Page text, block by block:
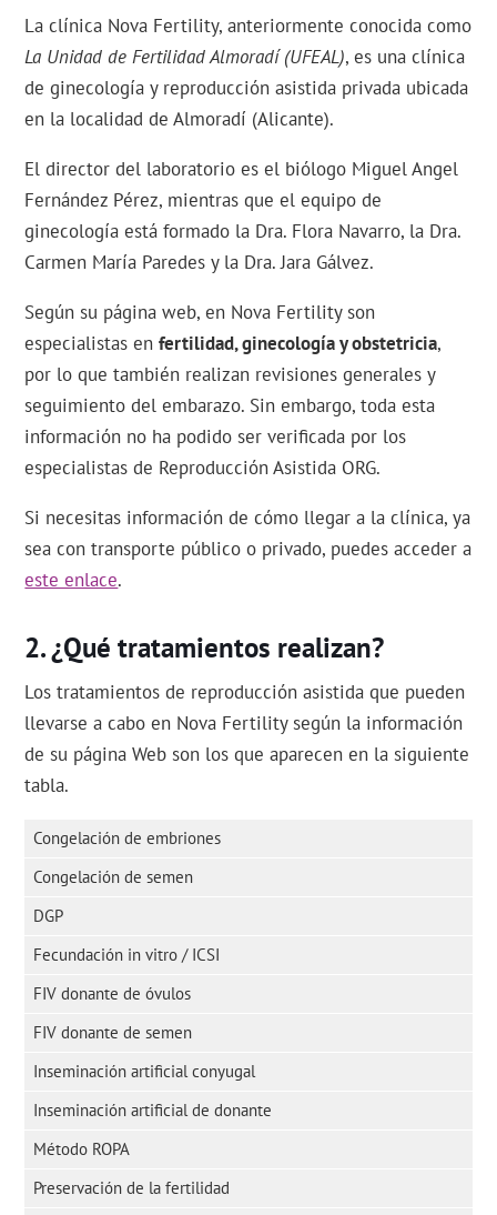
La clínica Nova Fertility, anteriormente conocida como
La Unidad de Fertilidad Almoradí (UFEAL), es una clínica
de ginecología y reproducción asistida privada ubicada
en la localidad de Almoradí (Alicante).
El director del laboratorio es el biólogo Miguel Angel
Fernández Pérez, mientras que el equipo de
ginecología está formado la Dra. Flora Navarro, la Dra.
Carmen María Paredes y la Dra. Jara Gálvez.
Según su página web, en Nova Fertility son
especialistas enfertilidad, ginecología y obstetricia,
por lo que también realizan revisiones generales y
seguimiento del embarazo. Sin embargo, toda esta
información no ha podido ser verificada por los
especialistas de Reproducción Asistida ORG.
Si necesitas información de cómo llegar a la clínica, ya
sea con transporte público o privado, puedes acceder a
este enlace.
¿Qué tratamientos realizan?
Los tratamientos de reproducción asistida que pueden
llevarse a cabo en Nova Fertility según la información
de su página Web son los que aparecen en la siguiente
tabla.
Congelación de embriones
Congelación de semen
DGP
Fecundación in vitro / ICSI
FIV donante de óvulos
FIV donante de semen
Inseminación artificial conyugal
Inseminación artificial de donante
Método ROPA
Preservación de la fertilidad